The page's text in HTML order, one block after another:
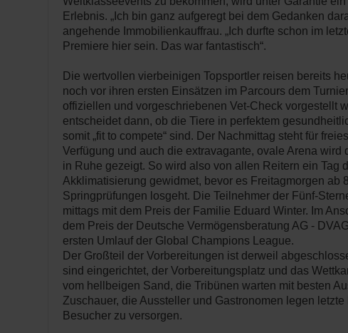
Erlebnis. „Ich bin ganz aufgeregt bei dem Gedanken
angehende Immobilienkauffrau. „Ich durfte schon im
Premiere hier sein. Das war fantastisch“.
Die wertvollen vierbeinigen Topsportler reisen bereits
noch vor ihren ersten Einsätzen im Parcours dem
offiziellen und vorgeschriebenen Vet-Check vorgestellt
entscheidet dann, ob die Tiere in perfektem
somit „fit to compete“ sind. Der Nachmittag steht für
Verfügung und auch die extravagante, ovale Arena wird
in Ruhe gezeigt. So wird also von allen Reitern ein Tag
Akklimatisierung gewidmet, bevor es Freitagmorgen ab
Springprüfungen losgeht. Die Teilnehmer der Fünf-
mittags mit dem Preis der Familie Eduard Winter. Im
dem Preis der Deutsche Vermögensberatung AG -
ersten Umlauf der Global Champions League.
Der Großteil der Vorbereitungen ist derweil
sind eingerichtet, der Vorbereitungsplatz und das
vom hellbeigen Sand, die Tribünen warten mit besten
Zuschauer, die Aussteller und Gastronomen legen
Besucher zu versorgen.